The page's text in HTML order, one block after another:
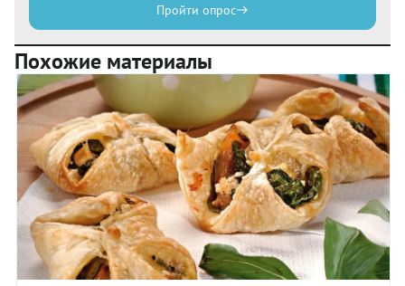
Пройти опрос
Похожие материалы